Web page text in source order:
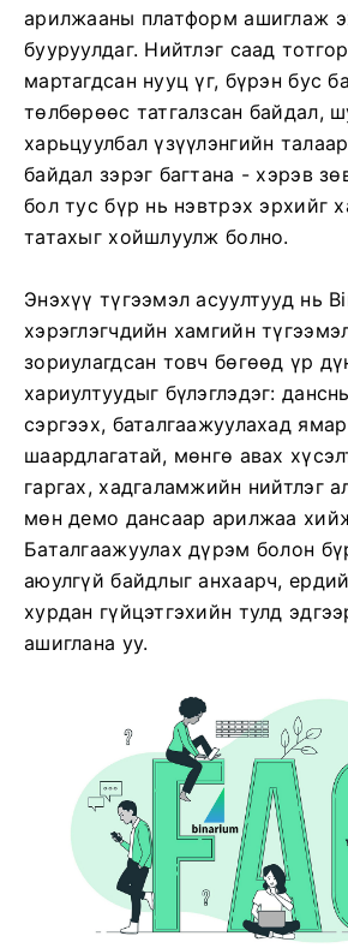
арилжааны платформ ашиглаж
бууруулдаг. Нийтлэг саад
мартагдсан нууц үг, бүрэн бус
төлбөрөөс татгалзсан байдал,
харьцуулбал үзүүлэнгийн
байдал зэрэг багтана - хэрэв
бол тус бүр нь нэвтрэх эрхийг
татахыг хойшлуулж болно.
Энэхүү түгээмэл асуултууд нь
хэрэглэгчдийн хамгийн
зориулагдсан товч бөгөөд үр
хариултуудыг бүлэглэдэг:
сэргээх, баталгаажуулахад
шаардлагатай, мөнгө авах
гаргах, хадгаламжийн нийтлэг
мөн демо дансаар арилжаа
Баталгаажуулах дүрэм болон
аюулгүй байдлыг анхаарч,
хурдан гүйцэтгэхийн тулд
ашиглана уу.